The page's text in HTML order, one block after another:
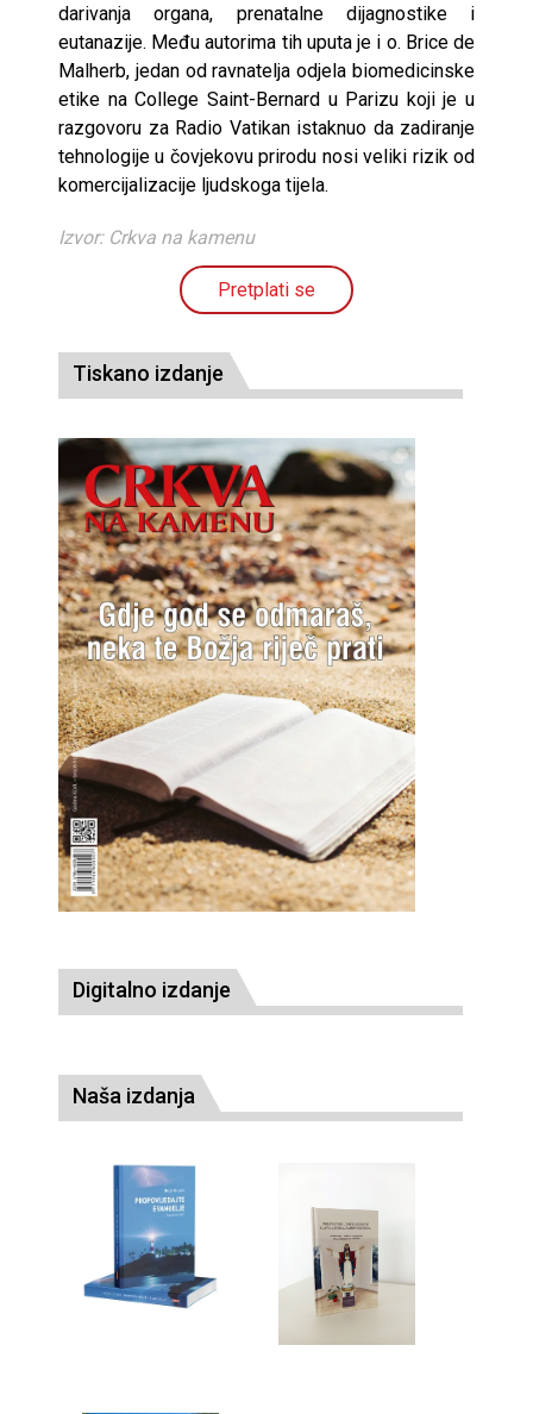
darivanja organa, prenatalne dijagnostike i
eutanazije. Među autorima tih uputa je i o. Brice de
Malherb, jedan od ravnatelja odjela biomedicinske
etike na College Saint-Bernard u Parizu koji je u
razgovoru za Radio Vatikan istaknuo da zadiranje
tehnologije u čovjekovu prirodu nosi veliki rizik od
komercijalizacije ljudskoga tijela.
Izvor: Crkva na kamenu
Pretplati se
Tiskano izdanje
Digitalno izdanje
Naša izdanja